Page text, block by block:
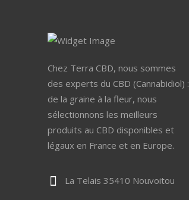
Chez Terra CBD, nous sommes
des experts du CBD (Cannabidiol) :
de la graine à la fleur, nous
sélectionnons les meilleurs
produits au CBD disponibles et
légaux en France et en Europe.
La Telais 35410 Nouvoitou